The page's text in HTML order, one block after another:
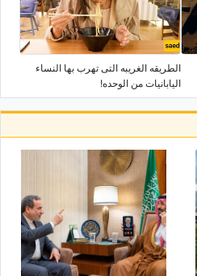
الطریقه الغریبه التی تهرب بها النساء
الیابانیات من الوحده!